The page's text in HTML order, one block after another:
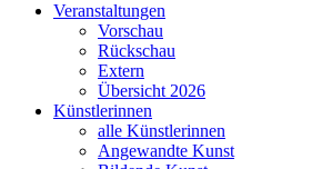
Veranstaltungen
Vorschau
Rückschau
Extern
Übersicht 2026
Künstlerinnen
alle Künstlerinnen
Angewandte Kunst